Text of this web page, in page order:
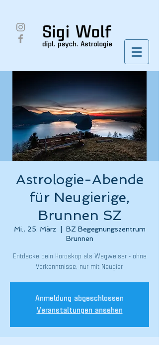
Astrologie-Abende
für Neugierige,
Brunnen SZ
Mi., 25. März
BZ Begegnungszentrum
Brunnen
Entdecke dein Horoskop als Wegweiser - ohne
Anmeldung abgeschlossen
Veranstaltungen ansehen